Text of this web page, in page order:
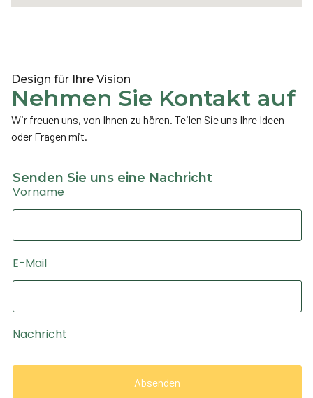
Design für Ihre Vision
Nehmen Sie Kontakt auf
Wir freuen uns, von Ihnen zu hören. Teilen Sie uns Ihre Ideen
oder Fragen mit.
Senden Sie uns eine Nachricht
Vorname
E-Mail
Nachricht
Absenden